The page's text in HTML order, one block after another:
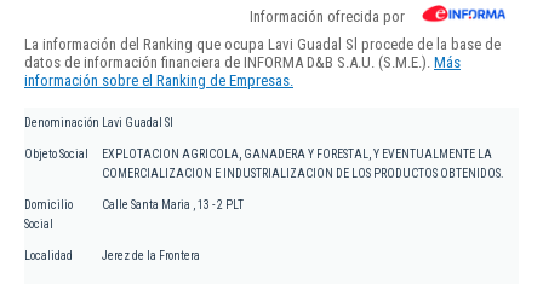
Información ofrecida por
La información del Ranking que ocupa Lavi Guadal Sl procede de la base de
datos de información financiera de INFORMA D&B S.A.U. (S.M.E.). Más
información sobre el Ranking de Empresas.
Denominación Lavi Guadal Sl
Objeto Social
EXPLOTACION AGRICOLA, GANADERA Y FORESTAL, Y EVENTUALMENTE LA
COMERCIALIZACION E INDUSTRIALIZACION DE LOS PRODUCTOS OBTENIDOS.
Domicilio
Social
Calle Santa Maria , 13 - 2 PLT
Localidad Jerez de la Frontera